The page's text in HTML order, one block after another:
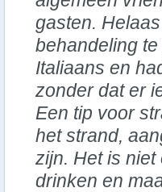
gasten.
behandeling
Italiaans en
zonder dat er
Een tip voor
het strand,
zijn. Het is
drinken en